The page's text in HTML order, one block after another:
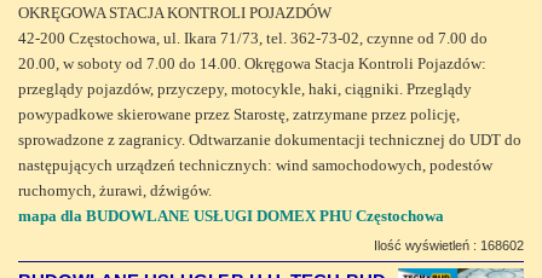
OKRĘGOWA STACJA KONTROLI POJAZDÓW
42-200 Częstochowa, ul. Ikara 71/73, tel. 362-73-02, czynne od 7.00 do
20.00, w soboty od 7.00 do 14.00. Okręgowa Stacja Kontroli Pojazdów:
przeglądy pojazdów, przyczepy, motocykle, haki, ciągniki. Przeglądy
powypadkowe skierowane przez Starostę, zatrzymane przez policję,
sprowadzone z zagranicy. Odtwarzanie dokumentacji technicznej do UDT do
następujących urządzeń technicznych: wind samochodowych, podestów
ruchomych, żurawi, dźwigów.
mapa dla BUDOWLANE USŁUGI DOMEX PHU Częstochowa
Ilość wyświetleń : 168602